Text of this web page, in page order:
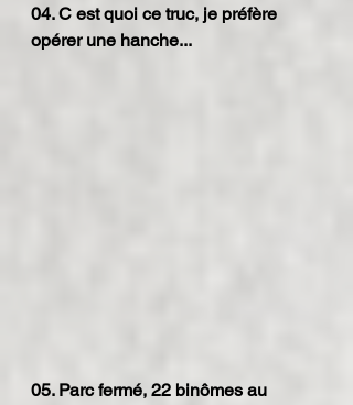
04. C est quoi ce truc, je préfère
opérer une hanche...
05. Parc fermé, 22 binômes au